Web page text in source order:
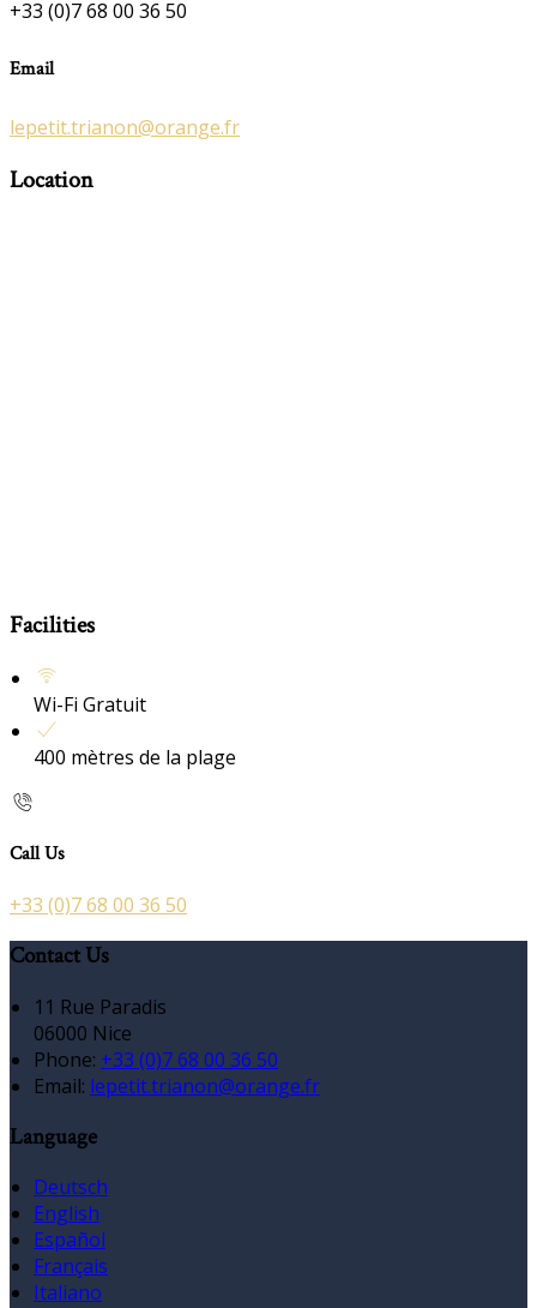
+33 (0)7 68 00 36 50
Email
lepetit.trianon@orange.fr
Location
Facilities
Wi-Fi Gratuit
400 mètres de la plage
Call Us
+33 (0)7 68 00 36 50
Contact Us
11 Rue Paradis
06000 Nice
Phone: +33 (0)7 68 00 36 50
Email: lepetit.trianon@orange.fr
Language
Deutsch
English
Español
Français
Italiano